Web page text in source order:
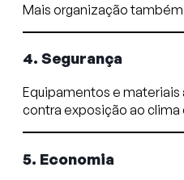
Mais organização
4. Segurança
Equipamentos e
contra exposição ao
5. Economia